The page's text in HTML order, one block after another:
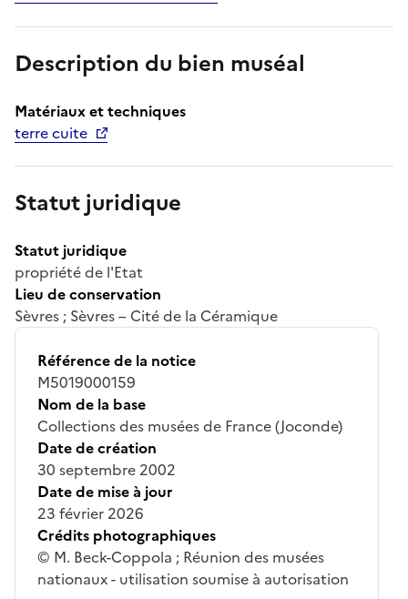
Description du bien muséal
Matériaux et techniques
terre cuite
Statut juridique
Statut juridique
propriété de l'Etat
Lieu de conservation
Sèvres ; Sèvres – Cité de la Céramique
Référence de la notice
M5019000159
Nom de la base
Collections des musées de France (Joconde)
Date de création
30 septembre 2002
Date de mise à jour
23 février 2026
Crédits photographiques
© M. Beck-Coppola ; Réunion des musées
nationaux - utilisation soumise à autorisation